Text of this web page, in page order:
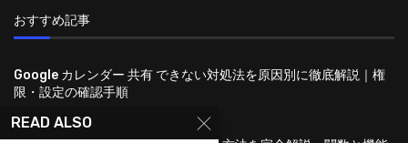
おすすめ記事
Google カレンダー 共有 できない対処法を原因別に徹底解説｜権
限・設定の確認手順
READ ALSO